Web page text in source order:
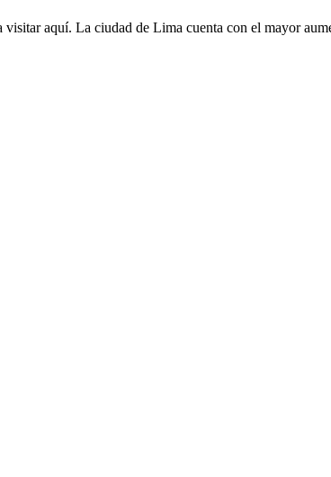
aquí. La ciudad de Lima cuenta con el mayor